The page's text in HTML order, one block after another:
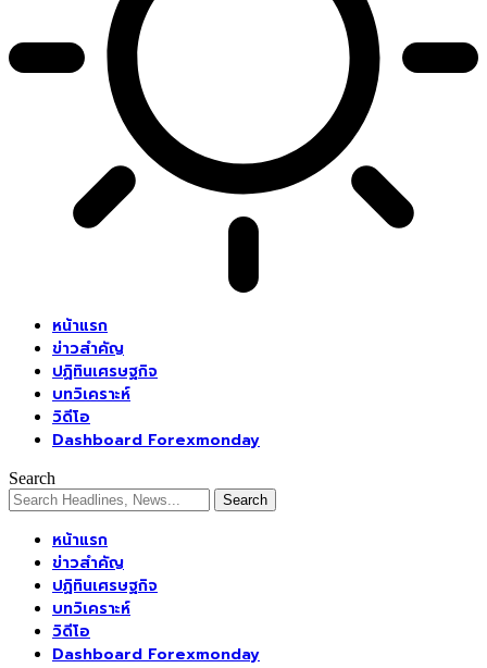
หน้าแรก
ข่าวสำคัญ
ปฏิทินเศรษฐกิจ
บทวิเคราะห์
วิดีโอ
Dashboard Forexmonday
Search
หน้าแรก
ข่าวสำคัญ
ปฏิทินเศรษฐกิจ
บทวิเคราะห์
วิดีโอ
Dashboard Forexmonday